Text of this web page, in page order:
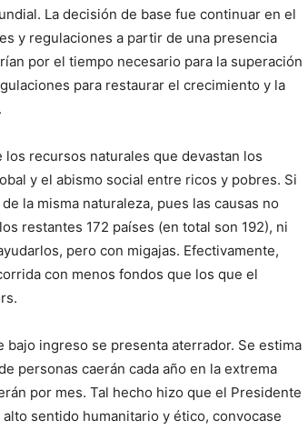
La decisión de base fue continuar en el
y regulaciones a partir de una presencia
por el tiempo necesario para la superación
para restaurar el crecimiento y la
recursos naturales que devastan los
y el abismo social entre ricos y pobres. Si
la misma naturaleza, pues las causas no
restantes 172 países (en total son 192), ni
pero con migajas. Efectivamente,
con menos fondos que los que el
ingreso se presenta aterrador. Se estima
personas caerán cada año en la extrema
por mes. Tal hecho hizo que el Presidente
sentido humanitario y ético, convocase